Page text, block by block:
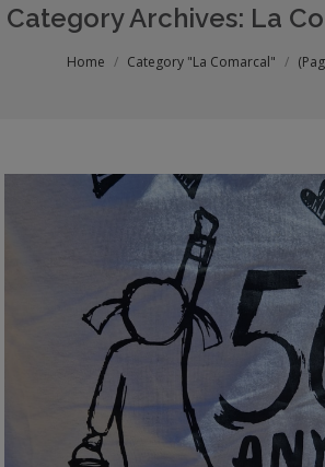
Category Archives: La
Home Category "La Comarcal"